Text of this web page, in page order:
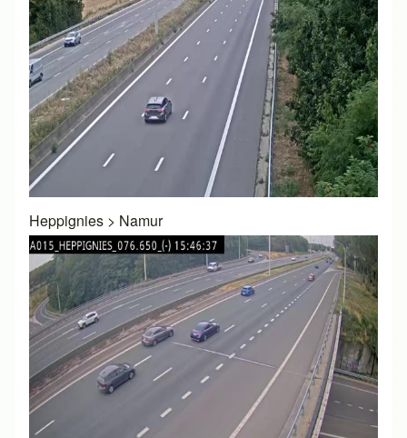
Heppignies > Namur